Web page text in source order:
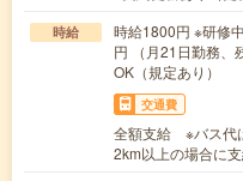
時給
時給1800円 ※研修
円 （月21日勤務、
OK（規定あり）
交通費
全額支給 ※バス代
2km以上の場合に